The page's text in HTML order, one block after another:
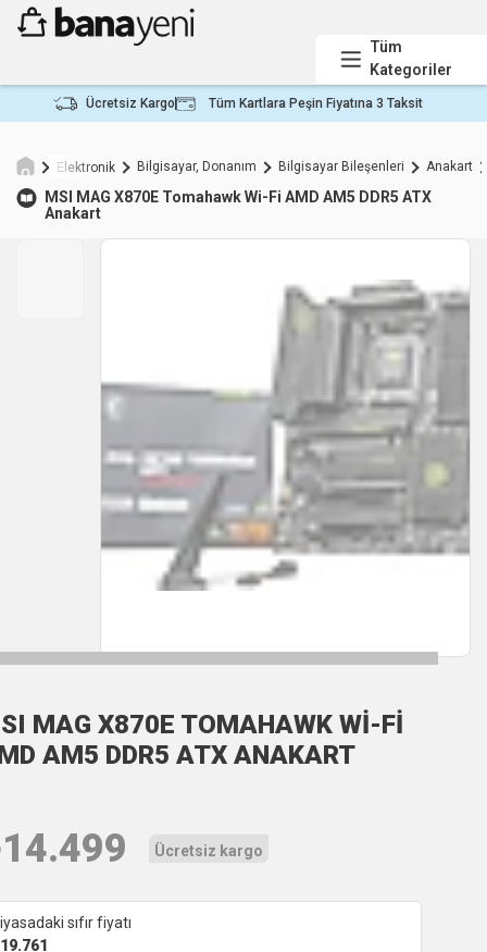
Tüm
Kategoriler
Ücretsiz Kargo Tüm Kartlara Peşin Fiyatına 3 Taksit
Elektronik Bilgisayar, Donanım Bilgisayar Bileşenleri Anakart
MSI
MAG X870E Tomahawk Wi-Fi AMD AM5 DDR5 ATX
Anakart
MAG X870E TOMAHAWK Wİ-Fİ
AM5 DDR5 ATX ANAKART
14.499 Ücretsiz kargo
sıfır fiyatı
19.761